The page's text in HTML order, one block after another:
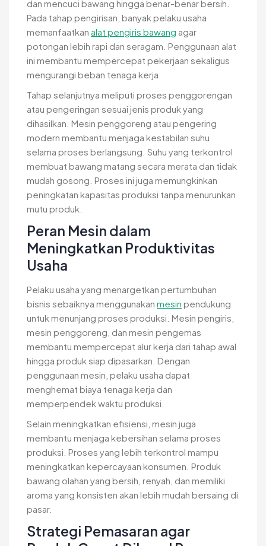
dan mencuci bawang hingga benar-benar bersih.
Pada tahap pengirisan, banyak pelaku usaha
memanfaatkan alat pengiris bawang agar
potongan lebih rapi dan seragam. Penggunaan alat
ini membantu mempercepat pekerjaan sekaligus
mengurangi beban tenaga kerja.
Tahap selanjutnya meliputi proses penggorengan
atau pengeringan sesuai jenis produk yang
dihasilkan. Mesin penggoreng atau pengering
modern membantu menjaga kestabilan suhu
selama proses berlangsung. Suhu yang terkontrol
membuat bawang matang secara merata dan tidak
mudah gosong. Proses ini juga memungkinkan
peningkatan kapasitas produksi tanpa menurunkan
mutu produk.
Peran Mesin dalam
Meningkatkan Produktivitas
Usaha
Pelaku usaha yang menargetkan pertumbuhan
bisnis sebaiknya menggunakan mesin pendukung
untuk menunjang proses produksi. Mesin pengiris,
mesin penggoreng, dan mesin pengemas
membantu mempercepat alur kerja dari tahap awal
hingga produk siap dipasarkan. Dengan
penggunaan mesin, pelaku usaha dapat
menghemat biaya tenaga kerja dan
memperpendek waktu produksi.
Selain meningkatkan efisiensi, mesin juga
membantu menjaga kebersihan selama proses
produksi. Proses yang lebih terkontrol mampu
meningkatkan kepercayaan konsumen. Produk
bawang olahan yang bersih, renyah, dan memiliki
aroma yang konsisten akan lebih mudah bersaing di
pasar.
Strategi Pemasaran agar